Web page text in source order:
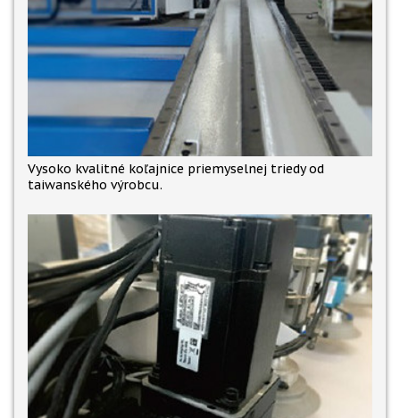
Vysoko kvalitné koľajnice priemyselnej triedy od
taiwanského výrobcu.